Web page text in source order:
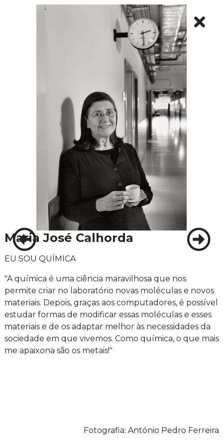
Maria José Calhorda
EU SOU QUÍMICA
"A química é uma ciência maravilhosa que nos
permite criar no laboratório novas moléculas e novos
materiais. Depois, graças aos computadores, é possível
estudar formas de modificar essas moléculas e esses
materiais e de os adaptar melhor às necessidades da
sociedade em que vivemos. Como química, o que mais
me apaixona são os metais!"
Fotografia: António Pedro Ferreira